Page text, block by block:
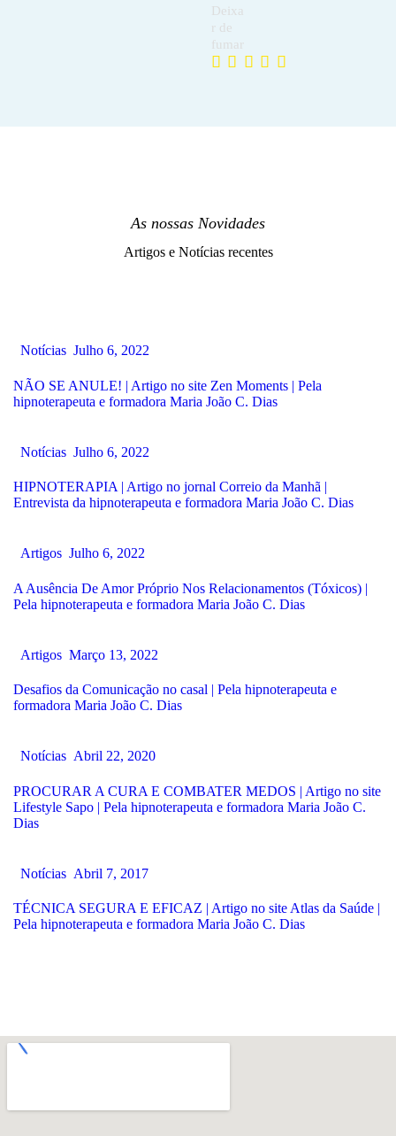
Deixa
r de
fumar
As nossas Novidades
Artigos e Notícias recentes
Notícias Julho 6, 2022
NÃO SE ANULE! | Artigo no site Zen Moments | Pela
hipnoterapeuta e formadora Maria João C. Dias
Notícias Julho 6, 2022
HIPNOTERAPIA | Artigo no jornal Correio da Manhã |
Entrevista da hipnoterapeuta e formadora Maria João C. Dias
Artigos Julho 6, 2022
A Ausência De Amor Próprio Nos Relacionamentos (Tóxicos) |
Pela hipnoterapeuta e formadora Maria João C. Dias
Artigos Março 13, 2022
Desafios da Comunicação no casal | Pela hipnoterapeuta e
formadora Maria João C. Dias
Notícias Abril 22, 2020
PROCURAR A CURA E COMBATER MEDOS | Artigo no site
Lifestyle Sapo | Pela hipnoterapeuta e formadora Maria João C.
Dias
Notícias Abril 7, 2017
TÉCNICA SEGURA E EFICAZ | Artigo no site Atlas da Saúde |
Pela hipnoterapeuta e formadora Maria João C. Dias